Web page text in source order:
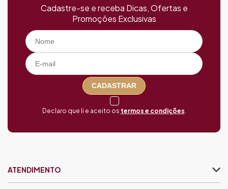
Cadastre-se e receba Dicas, Ofertas e
Promoções Exclusivas
CADASTRAR
Declaro que li e aceito os termos e condições
ATENDIMENTO